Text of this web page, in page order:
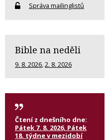
Správa mailinglistů
Bible na neděli
9. 8. 2026,2. 8. 2026
Čtení z dnešního dne:
Pátek 7. 8. 2026, Pátek
18. týdne v mezidobí